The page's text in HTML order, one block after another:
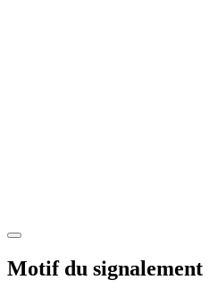
Motif du signalement